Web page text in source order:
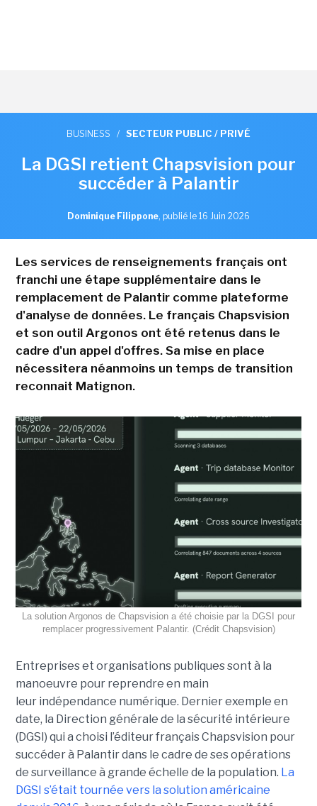
BUSINESS / SECTEUR PUBLIC / PRIVÉ
La DGSI retient Chapsvision pour
succéder à Palantir
Dominique Filippone, publié le 16 Juin 2026
Les services de renseignements français ont
franchi une étape supplémentaire dans le
remplacement de Palantir comme plateforme
d'analyse de données. Le français Chapsvision
et son outil Argonos ont été retenus dans le
cadre d'un appel d'offres. Sa mise en place
nécessitera néanmoins un temps de transition
reconnait Matignon.
La solution Argonos de Chapsvision a été choisie par la DGSI pour
remplacer progressivement Palantir. (Crédit Chapsvision)
Entreprises et organisations publiques sont à la
manoeuvre pour reprendre en main
leur indépendance numérique. Dernier exemple en
date, la Direction générale de la sécurité intérieure
(DGSI) qui a choisi l’éditeur français Chapsvision pour
succéder à Palantir dans le cadre de ses opérations
de surveillance à grande échelle de la population. La
DGSI s’était tournée vers la solution américaine